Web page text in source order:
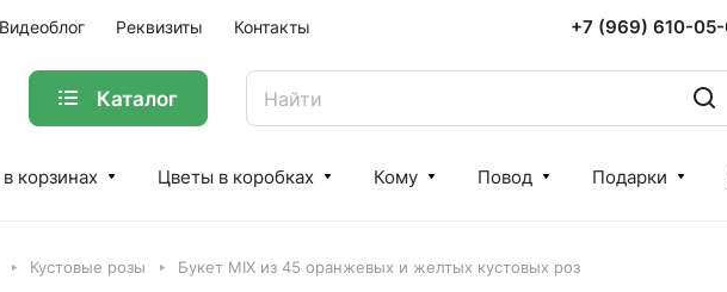
Видеоблог Реквизиты Контакты +7 (969) 610-
Каталог
корзинах Цветы в коробках Кому Повод Подарки
Кустовые розы Букет MIX из 45 оранжевых и желтых кустовых роз